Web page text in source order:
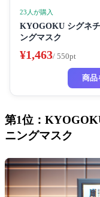
23人が購入
KYOGOKU シグネ
ングマスク
¥1,463/ 550pt
商品
第1位：
ニングマスク